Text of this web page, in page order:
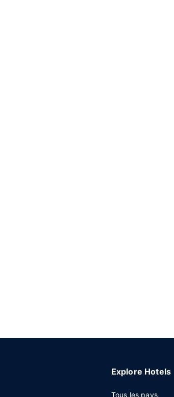
Explore Hotels
Tous les pays